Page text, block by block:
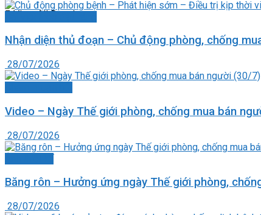
View All Result
Nhận diện thủ đoạn – Chủ động phòng, chống
28/07/2026
Video – Ngày Thế giới phòng, chống mua bán
28/07/2026
Băng rôn – Hưởng ứng ngày Thế giới phòng,
28/07/2026